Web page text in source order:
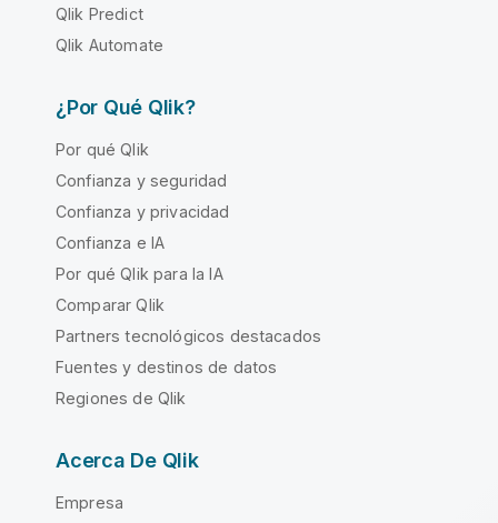
Qlik Predict
Qlik Automate
¿Por Qué Qlik?
Por qué Qlik
Confianza y seguridad
Confianza y privacidad
Confianza e IA
Por qué Qlik para la IA
Comparar Qlik
Partners tecnológicos destacados
Fuentes y destinos de datos
Regiones de Qlik
Acerca De Qlik
Empresa